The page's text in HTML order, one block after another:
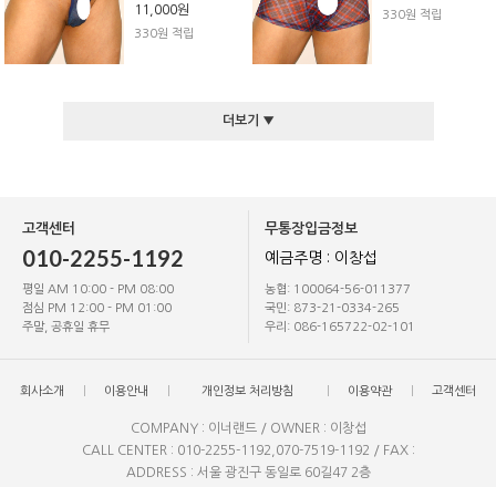
11,000원
330원 적립
330원 적립
더보기 ▼
고객센터
010-2255-1192
평일 AM 10:00 - PM 08:00
점심 PM 12:00 - PM 01:00
주말, 공휴일 휴무
무통장입금정보
예금주명 : 이창섭
농협: 100064-56-011377
국민: 873-21-0334-265
우리: 086-165722-02-101
회사소개 이용안내 개인정보 처리방침 이용약관 고객센터
COMPANY : 이너랜드 / OWNER : 이창섭
CALL CENTER : 010-2255-1192,070-7519-1192 / FAX :
ADDRESS : 서울 광진구 동일로 60길47 2층